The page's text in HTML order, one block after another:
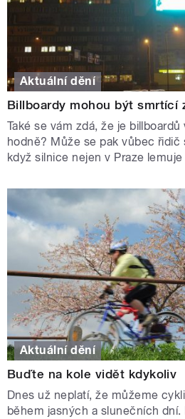
Aktuální dění
Billboardy mohou být smrtící
Také se vám zdá, že je
hodně? Může se pak vůbec řidič
když silnice nejen v Praze
Aktuální dění
Buďte na kole vidět kdykoliv
Dnes už neplatí, že můžeme
během jasných a slunečních